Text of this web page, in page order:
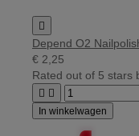

Depend O2
€ 2,25
Rated out of 5 stars
 
In winkelwagen